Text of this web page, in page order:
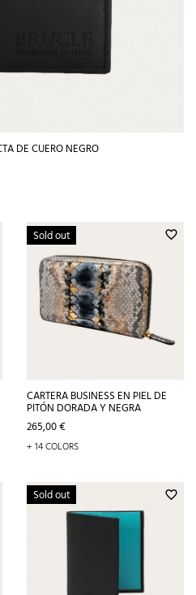
DE CUERO NEGRO
favorite_border
Sold out
CARTERA BUSINESS EN PIEL DE
PITÓN DORADA Y NEGRA
Precio
265,00 €
+ 14 COLORS
favorite_border
Sold out